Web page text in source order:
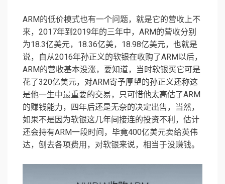
ARM的低价模式也有一个问题，就是它的营收上不
来，2017年到2019年的三年中，ARM的营收分别
为18.3亿美元，18.36亿美，18.98亿美元，也就是
说，自从2016年孙正义的软银在收购了ARM以后，
ARM的营收基本没涨，要知道，当时软银买它可是
花了320亿美元，对ARM寄予厚望的孙正义还称这
是他一生中最重要的交易，只可惜他太高估了ARM
的赚钱能力，四年后还是无奈的决定出售，当然，
如果不是因为软银这几年间接连的投资不利，估计
还会持有ARM一段时间，毕竟400亿美元卖给英伟
达，刨去各项费用，对软银来说，相当于没赚钱。